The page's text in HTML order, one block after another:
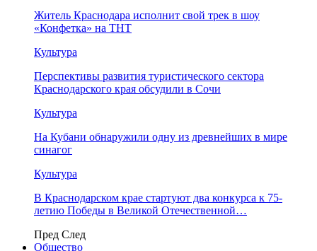
Житель Краснодара исполнит свой трек в шоу
«Конфетка» на ТНТ
Культура
Перспективы развития туристического сектора
Краснодарского края обсудили в Сочи
Культура
На Кубани обнаружили одну из древнейших в мире
синагог
Культура
В Краснодарском крае стартуют два конкурса к 75-
летию Победы в Великой Отечественной…
Пред След
Общество